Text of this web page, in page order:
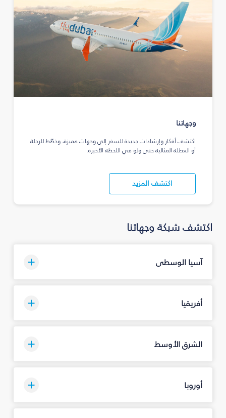
وجهاتنا
اكتشف أفكار وإرشادات جديدة للسفر إلى وجهات مميزة، وخطّط للرحلة
أو العطلة المثالية حتى ولو في اللحظة الأخيرة.
اكتشف المزيد
اكتشف شبكة وجهاتنا
آسيا الوسطى
أفريقيا
الشرق الأوسط
أوروبا